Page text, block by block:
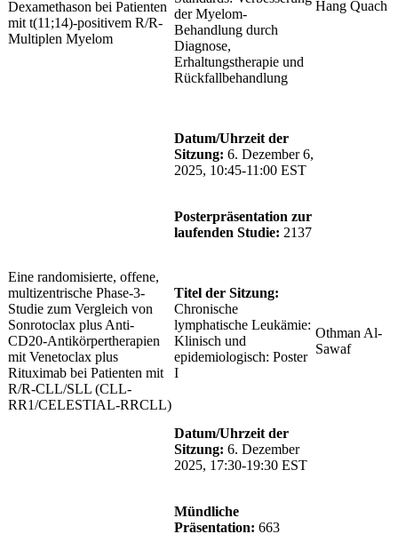
Dexamethason bei Patienten
mit t(11;14)-positivem R/R-
Multiplen Myelom
der Myelom-
Behandlung durch
Diagnose,
Erhaltungstherapie und
Rückfallbehandlung
Datum/Uhrzeit der
Sitzung: 6. Dezember 6,
2025, 10:45-11:00 EST
Hang Quach
Eine randomisierte, offene,
multizentrische Phase-3-
Studie zum Vergleich von
Sonrotoclax plus Anti-
CD20-Antikörpertherapien
mit Venetoclax plus
Rituximab bei Patienten mit
R/R-CLL/SLL (CLL-
RR1/CELESTIAL-RRCLL)
Posterpräsentation zur
laufenden Studie: 2137
Titel der Sitzung:
Chronische
lymphatische Leukämie:
Klinisch und
epidemiologisch: Poster
I
Datum/Uhrzeit der
Sitzung: 6. Dezember
2025, 17:30-19:30 EST
Othman Al-
Sawaf
Mündliche
Präsentation: 663